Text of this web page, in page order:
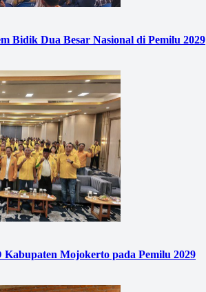
Bidik Dua Besar Nasional di Pemilu 2029
Mojokerto pada Pemilu 2029